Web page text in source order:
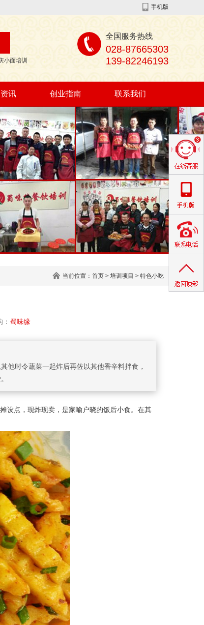
手机版
全国服务热线
028-87665303
139-82246193
小面培训
讯
态
讯
南
答
创业指南 联系我们
当前位置： 首页 > 培训项目 > 特色小吃
蜀味缘
他时令蔬菜一起炸后再佐以其他香辛料拌食，
设点，现炸现卖，是家喻户晓的饭后小食。在其